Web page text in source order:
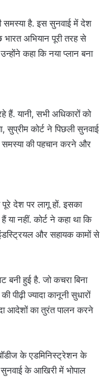
समस्या है. इस सुनवाई में देश
भारत अभियान पूरी तरह से
कहा कि नया प्लान बना
हैं. यानी, सभी अधिकारों को
कोर्ट ने पिछली सुनवाई
की पहचान करने और
देश पर लागू हों. इसका
नहीं. कोर्ट ने कहा था कि
और सहायक कामों से
हुई है. जो कचरा बिना
ज्यादा कानूनी सुधारों
आदेशों का तुरंत पालन करने
के एडमिनिस्ट्रेशन के
के आखिरी में भोपाल